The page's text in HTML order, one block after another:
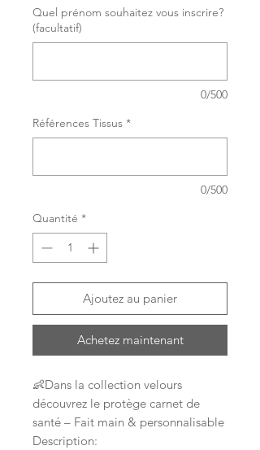
Quel prénom souhaitez vous inscrire?
(facultatif)
0/500
Références Tissus *
0/500
Quantité *
Ajoutez au panier
Achetez maintenant
👶Dans la collection velours
découvrez le protège carnet de
santé – Fait main & personnalisable
Description: